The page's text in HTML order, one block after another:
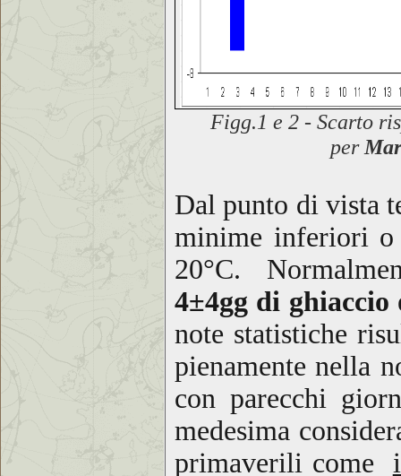
Figg.1 e 2 - Scarto
per
Dal punto di vista
minime inferiori
20°C.
4±4gg di ghiaccio
note statistiche
pienamente nella
con parecchi g
medesima
primaverili come